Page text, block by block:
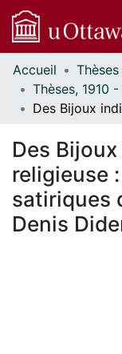
Communautés
et collections
Parcourir
À propos
Accueil
Des
religieuse
satiriques
Denis